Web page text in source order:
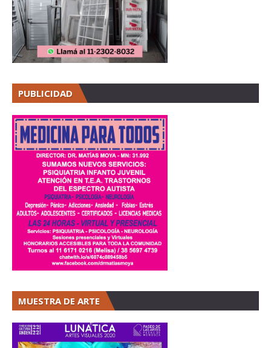
PUBLICIDAD
MUESTRA DE ARTE